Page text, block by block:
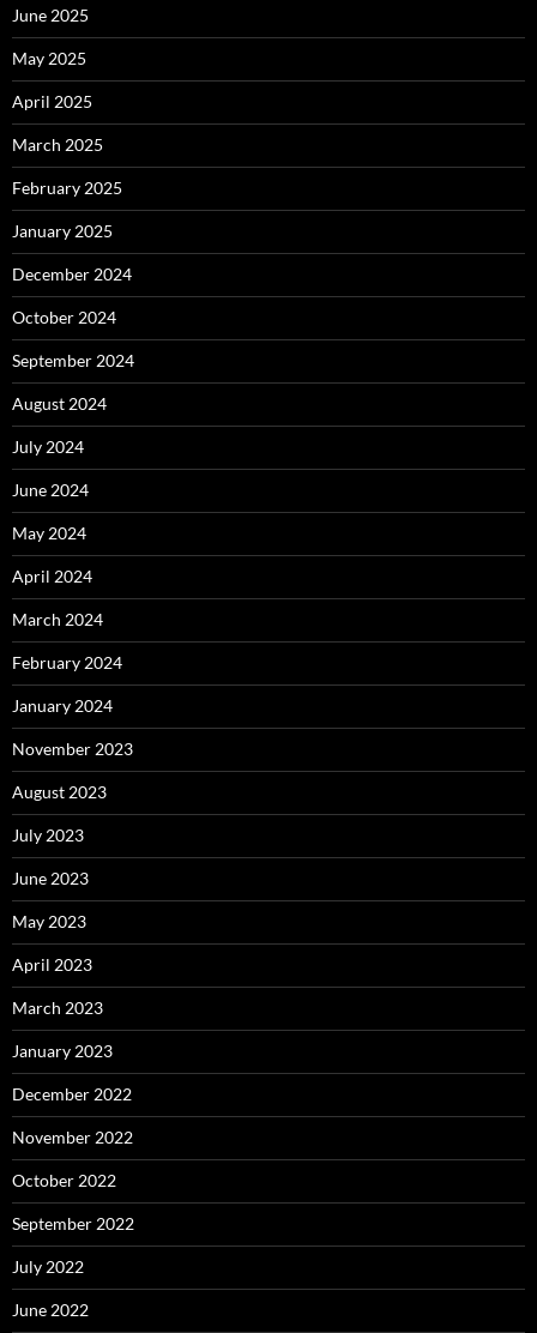
June 2025
May 2025
April 2025
March 2025
February 2025
January 2025
December 2024
October 2024
September 2024
August 2024
July 2024
June 2024
May 2024
April 2024
March 2024
February 2024
January 2024
November 2023
August 2023
July 2023
June 2023
May 2023
April 2023
March 2023
January 2023
December 2022
November 2022
October 2022
September 2022
July 2022
June 2022